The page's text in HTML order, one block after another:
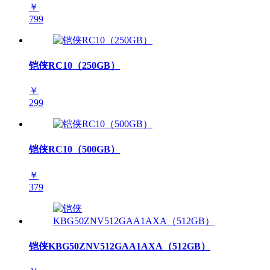
￥
799
铠侠RC10（250GB）
￥
299
铠侠RC10（500GB）
￥
379
铠侠KBG50ZNV512GAA1AXA（512GB）